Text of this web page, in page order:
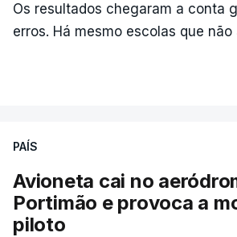
Os resultados chegaram a conta
erros. Há mesmo escolas que não
PAÍS
Avioneta cai no
Portimão e provoca a
piloto